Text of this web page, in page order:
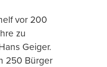
vor 200
zu
Geiger.
250 Bürger